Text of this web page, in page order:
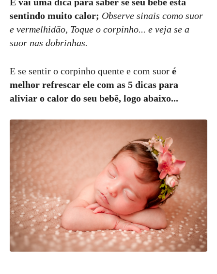
sentindo muito calor; Observe sinais como suor
e vermelhidão, Toque o corpinho... e veja se a
suor nas dobrinhas.
E se sentir o corpinho quente e com suor é
melhor refrescar ele com as 5 dicas para
aliviar o calor do seu bebê, logo abaixo...